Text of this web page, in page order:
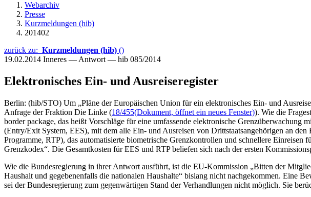
Webarchiv
Presse
Kurzmeldungen (hib)
201402
zurück zu: Kurzmeldungen (hib) ()
19.02.2014 Inneres — Antwort — hib 085/2014
Elektronisches Ein- und Ausreiseregister
Berlin: (hib/STO) Um „Pläne der Europäischen Union für ein elektronisches Ein- und
Anfrage der Fraktion Die Linke (18/455(Dokument, öffnet ein neues Fenster)). Wie die
border package, das heißt Vorschläge für eine umfassende elektronische
(Entry/Exit System, EES), mit dem alle Ein- und Ausreisen von Drittstaatsangehörigen an
Programme, RTP), das automatisierte biometrische Grenzkontrollen und schnellere
Grenzkodex“. Die Gesamtkosten für EES und RTP beliefen sich nach der ersten
Wie die Bundesregierung in ihrer Antwort ausführt, ist die EU-Kommission „Bitten der
Haushalt und gegebenenfalls die nationalen Haushalte“ bislang nicht nachgekommen. Eine
sei der Bundesregierung zum gegenwärtigen Stand der Verhandlungen nicht möglich. Sie